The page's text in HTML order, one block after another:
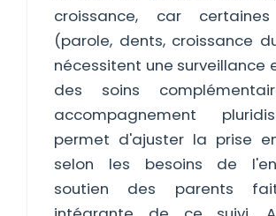
croissance, car
(parole, dents, croissance
nécessitent une surveillance
des soins
accompagnement
permet d'ajuster la prise
selon les besoins de
soutien des parents